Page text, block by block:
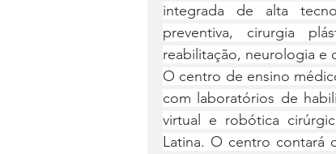
integrada de alta
preventiva, cirurgia
reabilitação, neurologia e
O centro de ensino
com laboratórios de
virtual e robótica
Latina. O centro contará